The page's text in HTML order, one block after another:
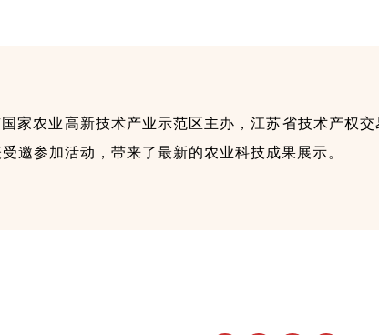
家农业高新技术产业示范区主办，江苏省技术产权
邀参加活动，带来了最新的农业科技成果展示。